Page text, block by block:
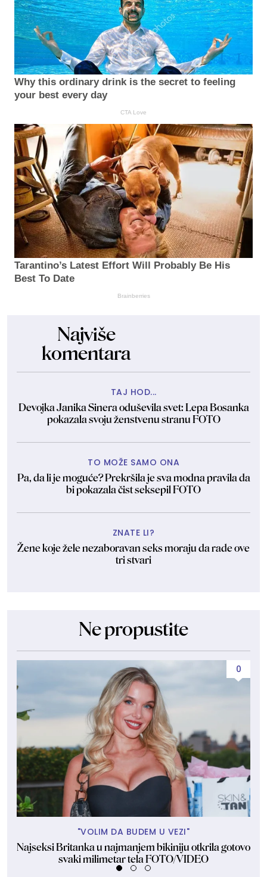
Why this ordinary drink is the secret to feeling
your best every day
CTA Love
Tarantino’s Latest Effort Will Probably Be His
Best To Date
Brainberries
Najviše
komentara
TAJ HOD...
Devojka Janika Sinera oduševila svet: Lepa Bosanka
pokazala svoju ženstvenu stranu FOTO
TO MOŽE SAMO ONA
Pa, da li je moguće? Prekršila je sva modna pravila da
bi pokazala čist seksepil FOTO
ZNATE LI?
Žene koje žele nezaboravan seks moraju da rade ove
tri stvari
Ne propustite
0
"VOLIM DA BUDEM U VEZI"
Najseksi Britanka u najmanjem bikiniju otkrila gotovo
svaki milimetar tela FOTO/VIDEO